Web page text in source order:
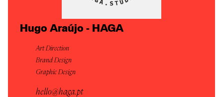
Hugo Araújo - HAGA
Art Direction
Brand Design
Graphic Design
hello@haga.pt